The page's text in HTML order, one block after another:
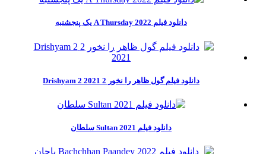
دانلود فیلم A Thursday 2022 یک پنجشنبه
دانلود فیلم گول ظاهر را نخور 2 Drishyam 2 2021
دانلود فیلم Sultan 2021 سلطان